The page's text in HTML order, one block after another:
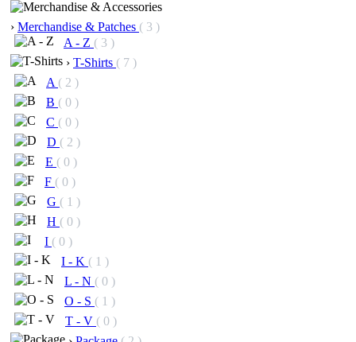
› Merchandise & Patches ( 3 )
A - Z ( 3 )
› T-Shirts ( 7 )
A ( 2 )
B ( 0 )
C ( 0 )
D ( 2 )
E ( 0 )
F ( 0 )
G ( 1 )
H ( 0 )
I ( 0 )
I - K ( 1 )
L - N ( 0 )
O - S ( 1 )
T - V ( 0 )